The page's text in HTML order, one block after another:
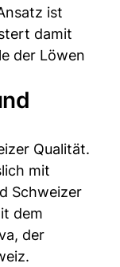
ist
damit
der Löwen
Qualität.
mit
Schweizer
dem
der